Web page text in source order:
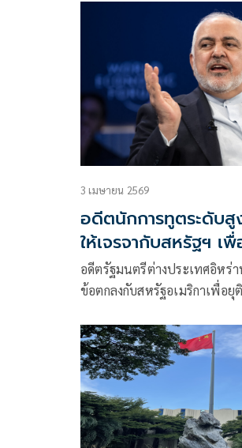
ความหวังที่จะบรรลุข้อตกลงยุติ
ยากที่จะบรรลุได้ในขณะนี้
3 เมษายน 2569
อดีตนักการทูตระดับสู
ให้เจรจากับสหรัฐฯ เ
อดีตรัฐมนตรีต่างประเทศอิหร่
ข้อตกลงกับสหรัฐอเมริกาเพื่อยุ
เพื่อแลกกับการยกเลิกมาตรกา